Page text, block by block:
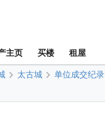
主页 买楼 租屋
太古城 单位成交纪录